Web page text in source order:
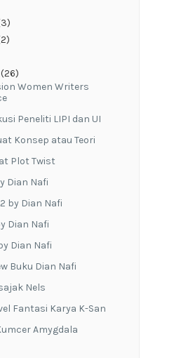
(26)
Women Writers
Peneliti LIPI dan UI
Konsep atau Teori
Plot Twist
Dian Nafi
by Dian Nafi
Dian Nafi
by Dian Nafi
Buku Dian Nafi
Nels
Fantasi Karya K-San
Amygdala